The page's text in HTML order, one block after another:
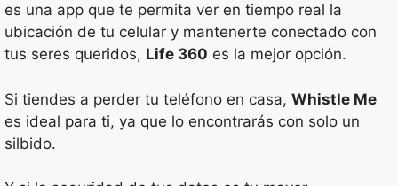
es una app que te permita ver en tiempo real la
ubicación de tu celular y mantenerte conectado con
tus seres queridos, Life 360 es la mejor opción.
Si tiendes a perder tu teléfono en casa, Whistle Me
es ideal para ti, ya que lo encontrarás con solo un
silbido.